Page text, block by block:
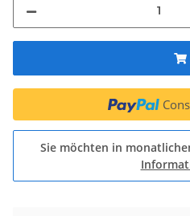
Sie möchten in